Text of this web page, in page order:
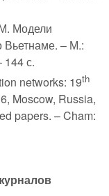
Модели
Вьетнаме. – М.:
с.
networks: 19th
Moscow, Russia,
papers. – Cham: